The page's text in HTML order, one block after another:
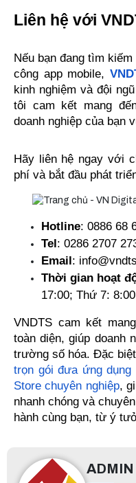
Liên hệ với
Nếu bạn đang tìm
công app mobile,
kinh nghiệm và đội
tôi cam kết mang
doanh nghiệp của bạn
Hãy liên hệ ngay với
phí và bắt đầu phát
Hotline: 0886 68
Tel: 0286 2707
Email:
Thời gian hoạt
17:00; Thứ 7:
VNDTS cam kết
toàn diện, giúp doanh
trường số hóa. Đặc
trọn gói đưa ứng dụng
Store chuyên nghiệp,
nhanh chóng và
hành cùng bạn, từ ý
ADMIN